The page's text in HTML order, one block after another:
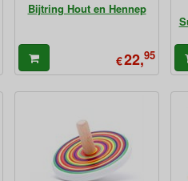
Bijtring Hout en Hennep
€22,95